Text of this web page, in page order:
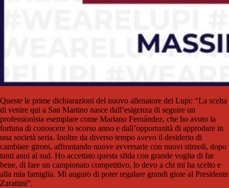
Queste le prime dichiarazioni del nuovo allenatore dei Lupi: “La scelta
di venire qui a San Martino nasce dall’esigenza di seguire un
professionista esemplare come Mariano Fernández, che ho avuto la
fortuna di conoscere lo scorso anno e dall’opportunità di approdare in
una società seria. Inoltre da diverso tempo avevo il desiderio di
cambiare gironi, affrontando nuove avversarie con nuovi stimoli, dopo
tanti anni al sud. Ho accettato questa sfida con grande voglia di far
bene, di fare un campionato competitivo, lo devo a chi mi ha scelto e
alla mia famiglia. Mi auguro di poter regalare grandi gioie al Presidente
Zarattini”.